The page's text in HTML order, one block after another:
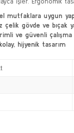
mutfaklara uygun
çelik gövde ve bıçak
ve güvenli çalışma
hijyenik tasarım